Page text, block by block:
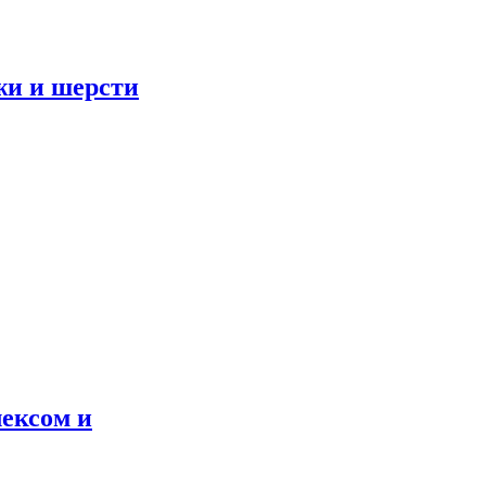
и шерсти
и